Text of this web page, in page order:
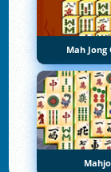
Mah Jong